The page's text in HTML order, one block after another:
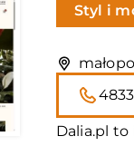
Styl i
Dalia.pl